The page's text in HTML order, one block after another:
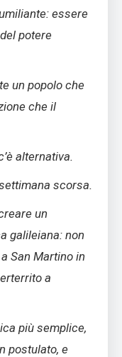
essere
potere
un popolo che
che il
alternativa.
scorsa.
un
galileiana: non
San Martino in
a
più semplice,
postulato, e